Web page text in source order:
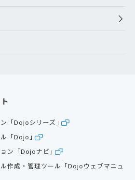
「Dojoシリーズ」
「Dojo」
ン「Dojoナビ」
作成・管理ツール「Dojoウェブマニュ